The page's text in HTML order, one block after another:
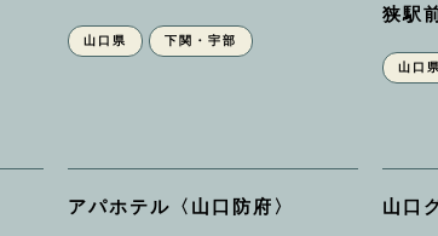
山口県 下関・宇部
狭駅
山口県
アパホテル〈山口防府〉 山口